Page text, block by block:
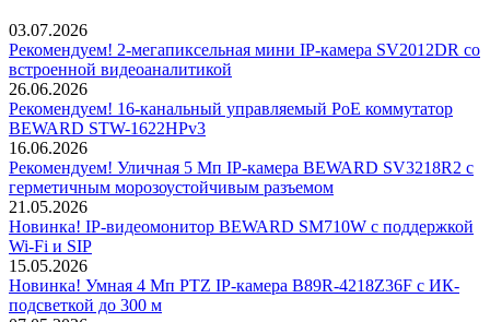
03.07.2026
Рекомендуем! 2-мегапиксельная мини IP-камера SV2012DR со
встроенной видеоаналитикой
26.06.2026
Рекомендуем! 16-канальный управляемый PoE коммутатор
BEWARD STW-1622HPv3
16.06.2026
Рекомендуем! Уличная 5 Мп IP-камера BEWARD SV3218R2 с
герметичным морозоустойчивым разъемом
21.05.2026
Новинка! IP-видеомонитор BEWARD SM710W с поддержкой
Wi-Fi и SIP
15.05.2026
Новинка! Умная 4 Мп PTZ IP-камера B89R-4218Z36F с ИК-
подсветкой до 300 м